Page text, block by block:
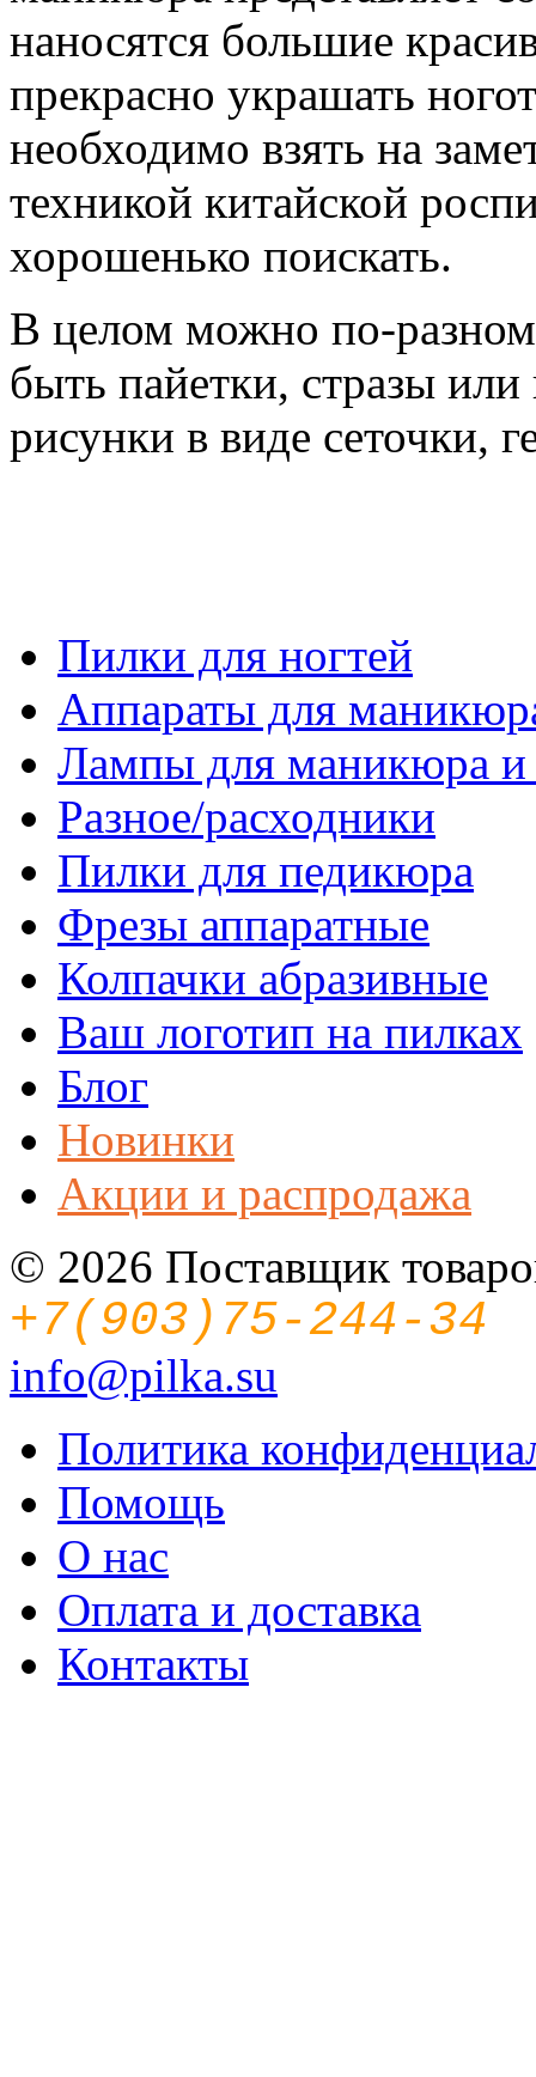
наносятся большие
прекрасно украшать
необходимо взять на
техникой китайской
хорошенько поискать.
В целом можно по-
быть пайетки, стразы
рисунки в виде сеточки,
Пилки для ногтей
Аппараты для
Лампы для маникюра и
Разное/расходники
Пилки для педикюра
Фрезы аппаратные
Колпачки абразивные
Ваш логотип на пилках
Блог
Новинки
Акции и распродажа
© 2026 Поставщик
+7(903)75-244-34
info@pilka.su
Политика
Помощь
О нас
Оплата и доставка
Контакты